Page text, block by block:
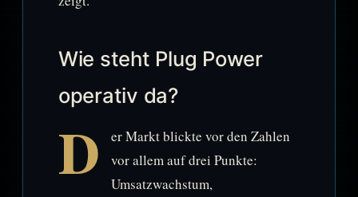
Wie steht Plug Power
operativ da?
D
er Markt blickte vor den Zahlen
vor allem auf drei Punkte:
Umsatzwachstum,